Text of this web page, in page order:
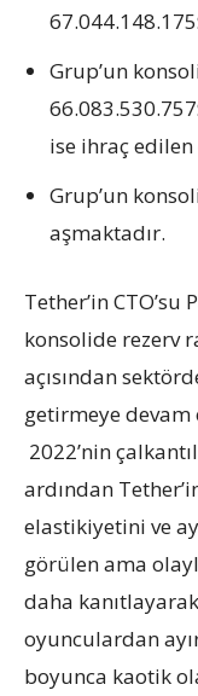
Grup’un
ise ihraç
Grup’un
aşmaktadır.
Tether’in
konsolide rezerv
açısından
getirmeye devam
2022’nin
ardından
elastikiyetini ve
görülen ama
daha
oyunculardan
boyunca kaotik